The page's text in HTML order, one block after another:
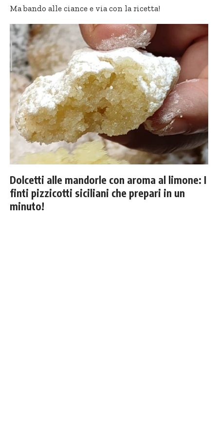
Ma bando alle ciance e via con la ricetta!
Dolcetti alle mandorle con aroma al limone: I
finti pizzicotti siciliani che prepari in un
minuto!